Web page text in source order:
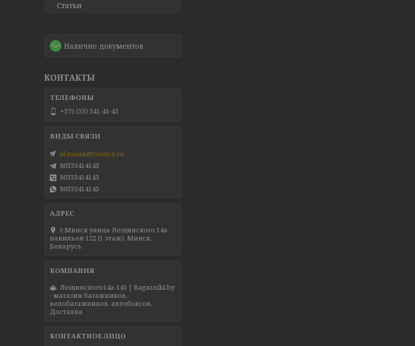
Статьи
Наличие документов
КОНТАКТЫ
+375 (33) 341-41-43
af.minsk@yandex.ru
80333414143
80333414143
80333414143
г.Минск улица Лещинского 14а
павильон 122 (1 этаж), Минск,
Беларусь
Лещинского14а-145 | Bagazniki.by
- магазин багажников,
велобагажников, автобоксов.
Доставка